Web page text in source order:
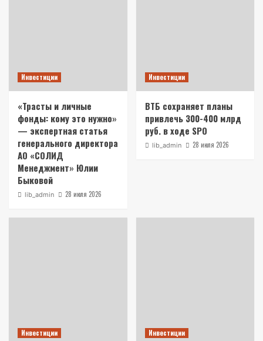
Инвестиции
«Трасты и личные
фонды: кому это нужно»
— экспертная статья
генерального директора
АО «СОЛИД
Менеджмент» Юлии
Быковой
lib_admin 28 июля 2026
Инвестиции
ВТБ сохраняет планы
привлечь 300-400 млрд
руб. в ходе SPO
lib_admin 28 июля 2026
Инвестиции Инвестиции